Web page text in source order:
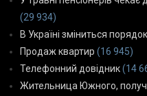
(29 934)
В Україні зміниться
Продаж квартир (16 945)
Телефонний довідник(14
Жительница Южного,